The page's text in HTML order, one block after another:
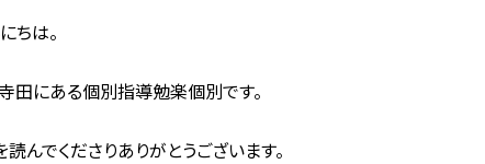
ちは。
田にある個別指導勉楽個別です。
んでくださりありがとうございます。